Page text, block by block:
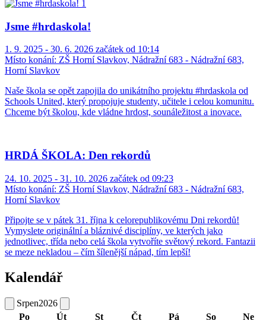
Jsme #hrdaskola!
1. 9. 2025 - 30. 6. 2026 začátek od 10:14
Místo konání: ZŠ Horní Slavkov, Nádražní 683 - Nádražní 683,
Horní Slavkov
Naše škola se opět zapojila do unikátního projektu #hrdaskola od
Schools United, který propojuje studenty, učitele i celou komunitu.
Chceme být školou, kde vládne hrdost, sounáležitost a inovace.
HRDÁ ŠKOLA: Den rekordů
24. 10. 2025 - 31. 10. 2026 začátek od 09:23
Místo konání: ZŠ Horní Slavkov, Nádražní 683 - Nádražní 683,
Horní Slavkov
Připojte se v pátek 31. října k celorepublikovému Dni rekordů!
Vymyslete originální a bláznivé disciplíny, ve kterých jako
jednotlivec, třída nebo celá škola vytvoříte světový rekord. Fantazii
se meze nekladou – čím šílenější nápad, tím lepší!
Kalendář
Srpen2026
Po
Út St Čt Pá So
Ne